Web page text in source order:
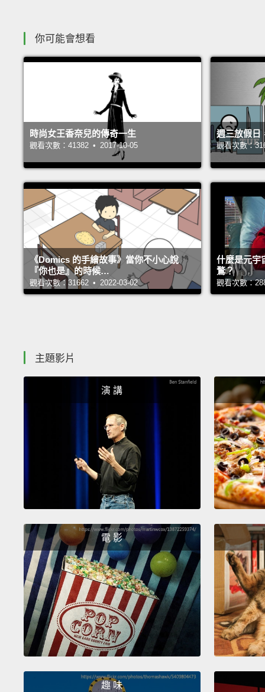
你可能會想看
時尚女王香奈兒的傳奇一生
觀看次數：41382 • 2017-10-05
週三放假日
觀看次數：
《Domics 的手繪故事》當你不小心說
『你也是』的時候…
觀看次數：31662 • 2022-03-02
什麼是元宇
鶩？
觀看次數：
主題影片
演 講
電 影
趣 味